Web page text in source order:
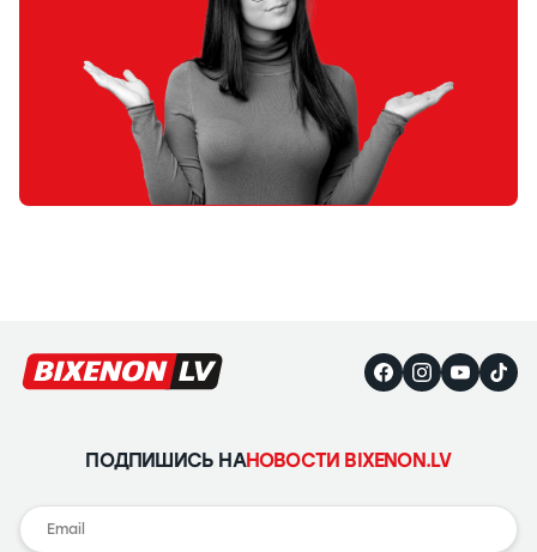
ПОДПИШИСЬ НАНОВОСТИ BIXENON.LV